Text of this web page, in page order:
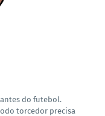
do futebol.
torcedor precisa